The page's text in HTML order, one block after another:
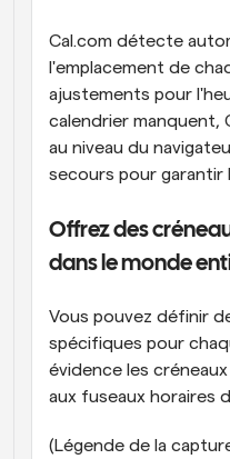
Cal.com détecte
l'emplacement de
ajustements pour
calendrier manquent,
au niveau du
secours pour garantir
Offrez des
dans le monde
Vous pouvez définir
spécifiques pour
évidence les
aux fuseaux horaires
(Légende de la